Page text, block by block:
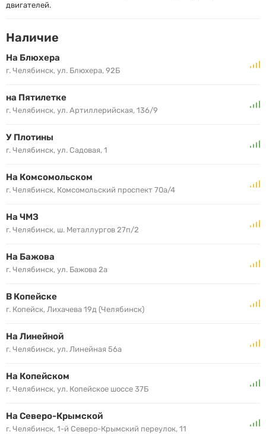
двигателей.
Наличие
На Блюхера
г. Челябинск, ул. Блюхера, 92Б
на Пятилетке
г. Челябинск, ул. Артиллерийская, 136/9
У Плотины
г. Челябинск, ул. Садовая, 1
На Комсомольском
г. Челябинск, Комсомольский проспект 70а/4
На ЧМЗ
г. Челябинск, ш. Металлургов 27п/2
На Бажова
г. Челябинск, ул. Бажова 2а
В Копейске
г. Копейск, Лихачева 19д (Челябинск)
На Линейной
г. Челябинск, ул. Линейная 56а
На Копейском
г. Челябинск, ул. Копейское шоссе 37Б
На Северо-Крымской
г. Челябинск, 1-й Северо-Крымский переулок, 11